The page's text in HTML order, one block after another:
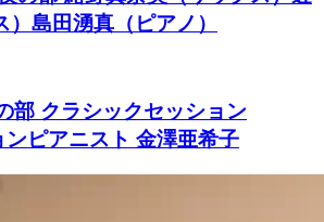
島田湧真（ピアノ）
部 クラシックセッション
ピアニスト 金澤亜希子